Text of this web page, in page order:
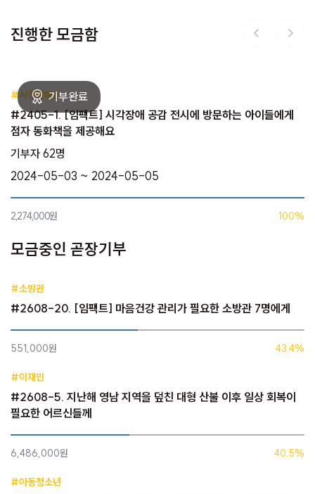
진행한 모금함
#시각장애인
#2405-1. [임팩트] 시각장애 공감 전시에 방문하는 아이들에게
점자 동화책을 제공해요
기부자 62명
2024-05-03 ~ 2024-05-05
2,274,000원 100%
모금중인 곧장기부
#소방관
#2608-20. [임팩트] 마음건강 관리가 필요한 소방관 7명에게
551,000원 43.4%
#이재민
#2608-5. 지난해 영남 지역을 덮친 대형 산불 이후 일상 회복이
필요한 어르신들께
6,486,000원 40.5%
#아동청소년